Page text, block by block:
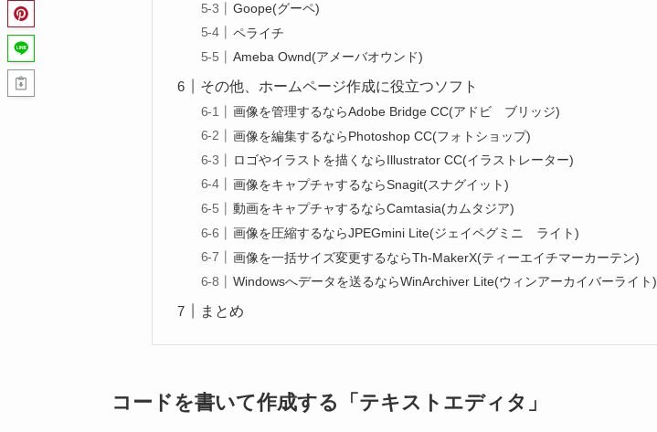
Goope(グーペ)
ペライチ
Ameba Ownd(アメーバオウンド)
その他、ホームページ作成に役立つソフト
画像を管理するならAdobe Bridge CC(アドビ ブリッジ)
画像を編集するならPhotoshop CC(フォトショップ)
ロゴやイラストを描くならIllustrator CC(イラストレーター)
画像をキャプチャするならSnagit(スナグイット)
動画をキャプチャするならCamtasia(カムタジア)
画像を圧縮するならJPEGmini Lite(ジェイペグミニ ライト)
画像を一括サイズ変更するならTh-MakerX(ティーエイチマーカーテン)
Windowsへデータを送るならWinArchiver Lite(ウィンアーカイバーライト)
まとめ
コードを書いて作成する「テキストエディタ」